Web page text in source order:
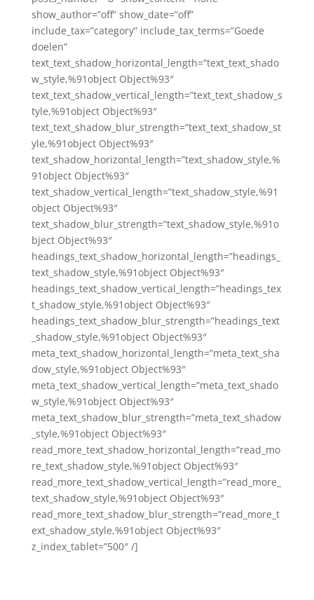
show_author=”off” show_date=”off”
include_tax=”category” include_tax_terms=”Goede
doelen”
text_text_shadow_horizontal_length=”text_text_shado
w_style,%91object Object%93″
text_text_shadow_vertical_length=”text_text_shadow_s
tyle,%91object Object%93″
text_text_shadow_blur_strength=”text_text_shadow_st
yle,%91object Object%93″
text_shadow_horizontal_length=”text_shadow_style,%
91object Object%93″
text_shadow_vertical_length=”text_shadow_style,%91
object Object%93″
text_shadow_blur_strength=”text_shadow_style,%91o
bject Object%93″
headings_text_shadow_horizontal_length=”headings_
text_shadow_style,%91object Object%93″
headings_text_shadow_vertical_length=”headings_tex
t_shadow_style,%91object Object%93″
headings_text_shadow_blur_strength=”headings_text
_shadow_style,%91object Object%93″
meta_text_shadow_horizontal_length=”meta_text_sha
dow_style,%91object Object%93″
meta_text_shadow_vertical_length=”meta_text_shado
w_style,%91object Object%93″
meta_text_shadow_blur_strength=”meta_text_shadow
_style,%91object Object%93″
read_more_text_shadow_horizontal_length=”read_mo
re_text_shadow_style,%91object Object%93″
read_more_text_shadow_vertical_length=”read_more_
text_shadow_style,%91object Object%93″
read_more_text_shadow_blur_strength=”read_more_t
ext_shadow_style,%91object Object%93″
z_index_tablet=”500″ /]